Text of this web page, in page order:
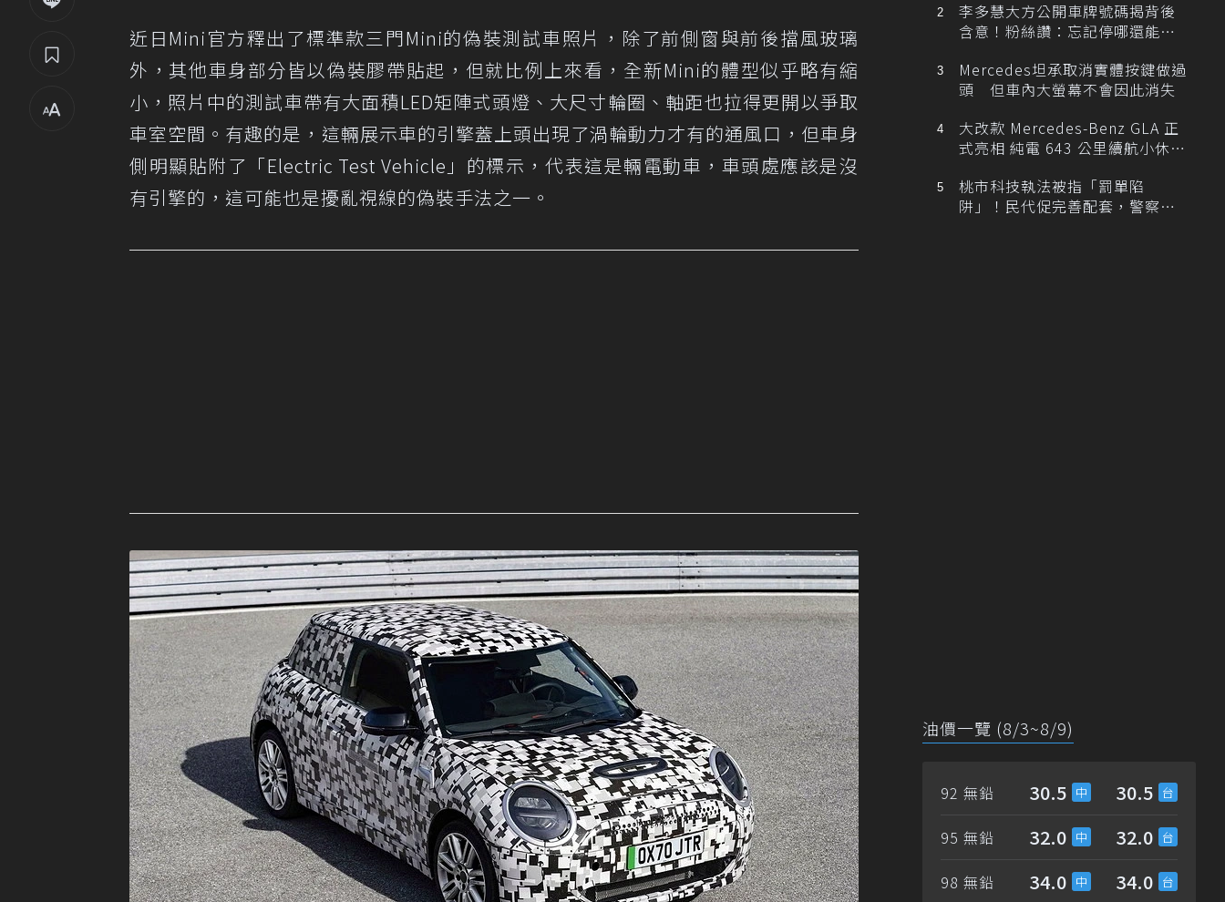
近日Mini官方釋出了標準款三門Mini的偽裝測試車照片，除了前側窗與前後擋風玻璃
外，其他車身部分皆以偽裝膠帶貼起，但就比例上來看，全新Mini的體型似乎略有縮
小，照片中的測試車帶有大面積LED矩陣式頭燈、大尺寸輪圈、軸距也拉得更開以爭取
車室空間。有趣的是，這輛展示車的引擎蓋上頭出現了渦輪動力才有的通風口，但車身
側明顯貼附了「Electric Test Vehicle」的標示，代表這是輛電動車，車頭處應該是沒
有引擎的，這可能也是擾亂視線的偽裝手法之一。
李多慧大方公開車牌號碼揭背後
含意！粉絲讚：忘記停哪還能幫
Mercedes坦承取消實體按鍵做過
頭 但車內大螢幕不會因此消失
大改款 Mercedes-Benz GLA 正
式亮相 純電 643 公里續航小休
桃市科技執法被指「罰單陷
阱」！民代促完善配套，警察局
油價一覽 (8/3~8/9)
92 無鉛 30.5 30.5
95 無鉛 32.0 32.0
98 無鉛 34.0 34.0